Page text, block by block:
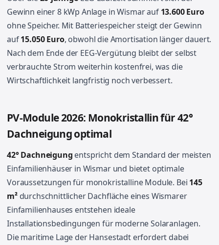
Gewinn einer 8 kWp Anlage in Wismar auf 13.600 Euro
ohne Speicher. Mit Batteriespeicher steigt der Gewinn
auf15.050 Euro, obwohl die Amortisation länger dauert.
Nach dem Ende der EEG-Vergütung bleibt der selbst
verbrauchte Strom weiterhin kostenfrei, was die
Wirtschaftlichkeit langfristig noch verbessert.
PV-Module 2026: Monokristallin für 42°
Dachneigung optimal
42° Dachneigung entspricht dem Standard der meisten
Einfamilienhäuser in Wismar und bietet optimale
Voraussetzungen für monokristalline Module. Bei 145
m²durchschnittlicher Dachfläche eines Wismarer
Einfamilienhauses entstehen ideale
Installationsbedingungen für moderne Solaranlagen.
Die maritime Lage der Hansestadt erfordert dabei